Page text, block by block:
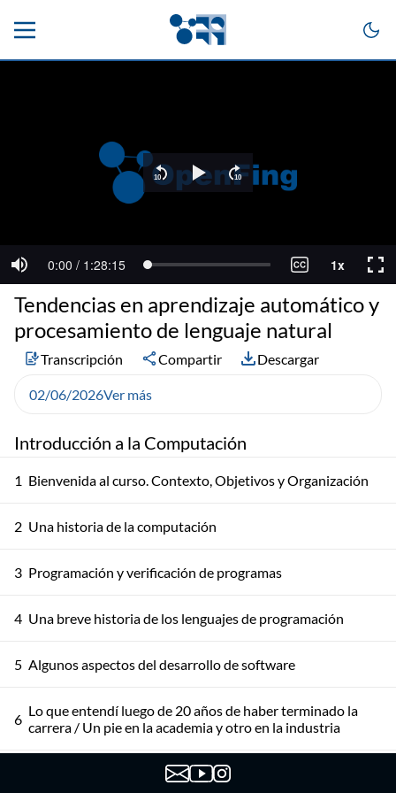
Introducción a la Computación
1 Bienvenida al curso. Contexto, Objetivos y Organización
2 Una historia de la computación
3 Programación y verificación de programas
4 Una breve historia de los lenguajes de programación
5 Algunos aspectos del desarrollo de software
6 Lo que entendí luego de 20 años de haber terminado la
carrera / Un pie en la academia y otro en la industria
Datos + IA: lo que nadie te cuenta cuando empezás
Tendencias en aprendizaje automático y
procesamiento de lenguaje natural
Transcripción Compartir Descargar
02/06/2026Ver más